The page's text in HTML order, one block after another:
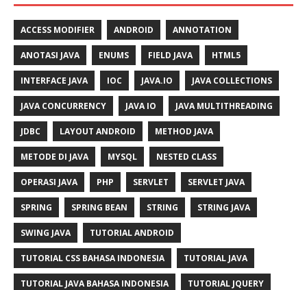
ACCESS MODIFIER ANDROID ANNOTATION
ANOTASI JAVA ENUMS FIELD JAVA HTML5
INTERFACE JAVA IOC JAVA.IO JAVA COLLECTIONS
JAVA CONCURRENCY JAVA IO JAVA MULTITHREADING
JDBC LAYOUT ANDROID METHOD JAVA
METODE DI JAVA MYSQL NESTED CLASS
OPERASI JAVA PHP SERVLET SERVLET JAVA
SPRING SPRING BEAN STRING STRING JAVA
SWING JAVA TUTORIAL ANDROID
TUTORIAL CSS BAHASA INDONESIA TUTORIAL JAVA
TUTORIAL JAVA BAHASA INDONESIA TUTORIAL JQUERY